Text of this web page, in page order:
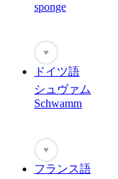
sponge
♥
ドイツ語
シュヴァム
Schwamm
♥
フランス語